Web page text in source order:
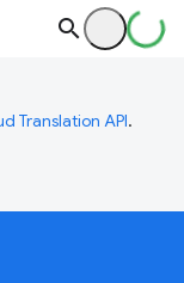
Translation API.